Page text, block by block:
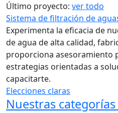
Último proyecto: ver todo
Sistema de filtración de
Experimenta la eficacia de
de agua de alta calidad,
proporciona asesoramiento
estrategias orientadas a
capacitarte.
Elecciones claras
Nuestras